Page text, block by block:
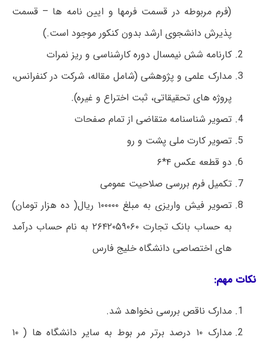
(فرم مربوطه در قسمت فرمها و ایین نامه ها – قسمت
پذیرش دانشجوی ارشد بدون کنکور موجود است.)
کارنامه شش نیمسال دوره کارشناسی و ریز نمرات
مدارک علمی و پژوهشی (شامل مقاله، شرکت در کنفرانس،
پروژه های تحقیقاتی، ثبت اختراع و غیره).
تصویر شناسنامه متقاضی از تمام صفحات
تصویر کارت ملی پشت و رو
دو قطعه عکس ۴*۶
تکمیل فرم بررسی صلاحیت عمومی
تصویر فیش واریزی به مبلغ ۱۰۰۰۰۰ ریال( ده هزار تومان)
به حساب بانک تجارت ۲۶۴۲۰۵۹۰۶۰ به نام حساب درآمد
های اختصاصی دانشگاه خلیج فارس
نکات مهم:
مدارک ناقص بررسی نخواهد شد.
مدارک ۱۰ درصد برتر مر بوط به سایر دانشگاه ها ( ۱۰